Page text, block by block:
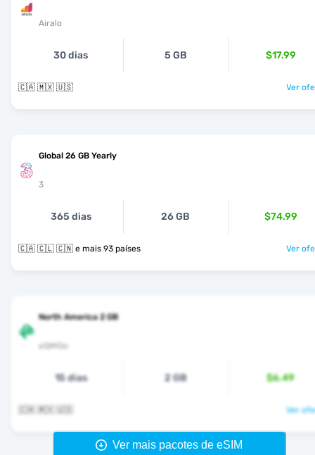
Airalo
30 dias 5 GB $17.99
🇨🇦 🇲🇽 🇺🇸 Ver
Global 26 GB Yearly
3
365 dias 26 GB $74.99
🇨🇦 🇨🇱 🇨🇳 e mais 93 países Ver
North America 2 GB
eSIMGo
15 dias 2 GB $6.49
🇨🇦 🇲🇽 🇺🇸 Ver
Ver mais pacotes de eSIM